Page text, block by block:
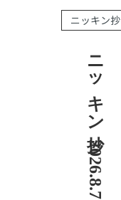
ニッキン抄
ニッキン抄 2026.8.7